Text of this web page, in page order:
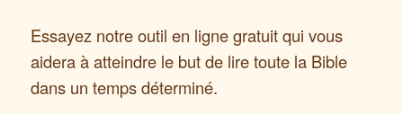
Essayez notre outil en ligne gratuit qui vous
aidera à atteindre le but de lire toute la Bible
dans un temps déterminé.